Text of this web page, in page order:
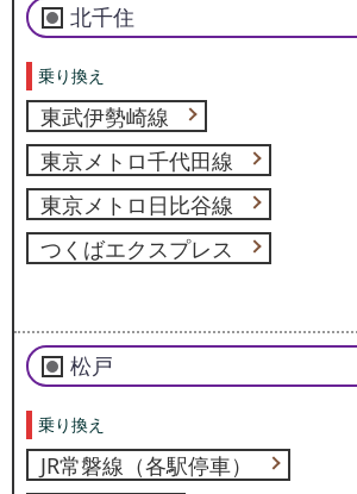
北千住
乗り換え
東武伊勢崎線
東京メトロ千代田線
東京メトロ日比谷線
つくばエクスプレス
松戸
乗り換え
JR常磐線（各駅停車）